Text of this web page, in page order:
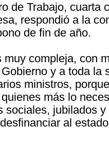
de Trabajo, cuarta
respondió a la
de fin de año.
muy compleja, con
y a toda la
ministros,
más lo
sociales, jubilados
al